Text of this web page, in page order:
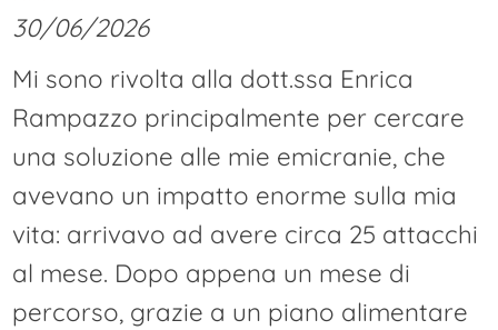
30/06/2026
Mi sono rivolta alla dott.ssa Enrica
Rampazzo principalmente per cercare
una soluzione alle mie emicranie, che
avevano un impatto enorme sulla mia
vita: arrivavo ad avere circa 25 attacchi
al mese. Dopo appena un mese di
percorso, grazie a un piano alimentare